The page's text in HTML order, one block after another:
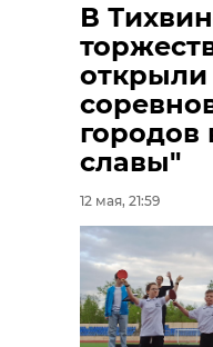
В
открыли
городов
славы"
12 мая, 21:59